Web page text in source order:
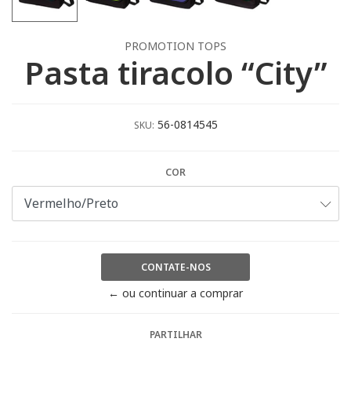
PROMOTION TOPS
Pasta tiracolo “City”
SKU: 56-0814545
COR
CONTATE-NOS
← ou continuar a comprar
PARTILHAR